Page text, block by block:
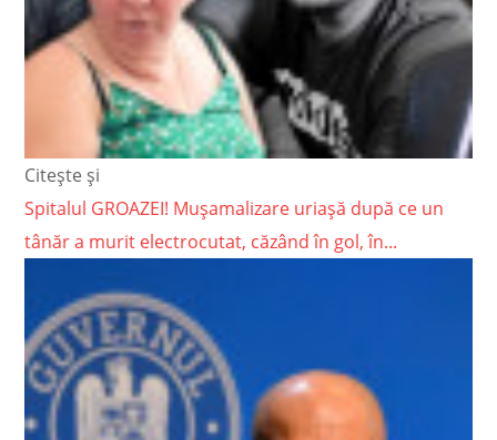
Citește și
Spitalul GROAZEI! Mușamalizare uriașă după ce un
tânăr a murit electrocutat, căzând în gol, în...